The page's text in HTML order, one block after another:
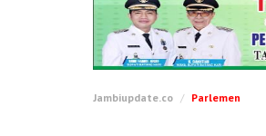
Jambiupdate.co Parlemen